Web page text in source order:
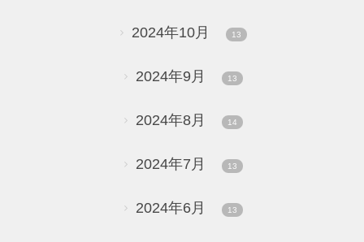
2024年10月 13
2024年9月 13
2024年8月 14
2024年7月 13
2024年6月 13